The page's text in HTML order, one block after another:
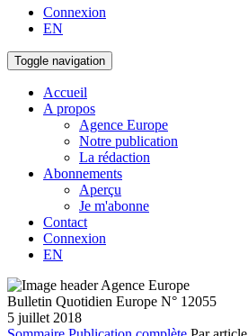
Connexion
EN
Toggle navigation
Accueil
A propos
Agence Europe
Notre publication
La rédaction
Abonnements
Aperçu
Je m'abonne
Contact
Connexion
EN
Bulletin Quotidien Europe N° 12055
5 juillet 2018